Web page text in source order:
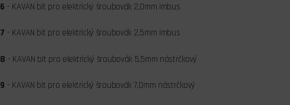
- KAVAN bit pro elektrický šroubovák 2,0mm imbus
- KAVAN bit pro elektrický šroubovák 2,5mm imbus
- KAVAN bit pro elektrický šroubovák 5,5mm nástrčkový
- KAVAN bit pro elektrický šroubovák 7,0mm nástrčkový